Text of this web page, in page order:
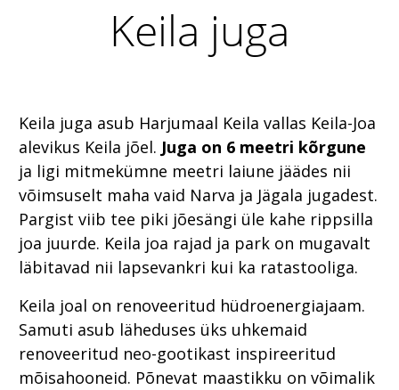
Keila juga
Keila juga asub Harjumaal Keila vallas Keila-Joa
alevikus Keila jõel. Juga on 6 meetri kõrgune
ja ligi mitmekümne meetri laiune jäädes nii
võimsuselt maha vaid Narva ja Jägala jugadest.
Pargist viib tee piki jõesängi üle kahe rippsilla
joa juurde. Keila joa rajad ja park on mugavalt
läbitavad nii lapsevankri kui ka ratastooliga.
Keila joal on renoveeritud hüdroenergiajaam.
Samuti asub läheduses üks uhkemaid
renoveeritud neo-gootikast inspireeritud
mõisahooneid. Põnevat maastikku on võimalik